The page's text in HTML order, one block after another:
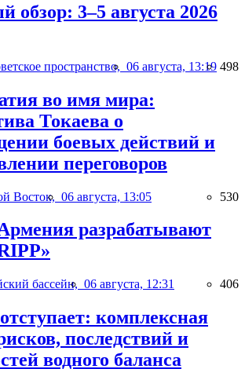
обзор: 3–5 августа 2026
пространство, 06 августа, 13:19 498
во имя мира:
Токаева о
боевых действий и
переговоров
Восток, 06 августа, 13:05 530
разрабатывают
бассейн, 06 августа, 12:31 406
комплексная
последствий и
водного баланса